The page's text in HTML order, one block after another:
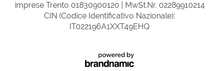
imprese Trento 01830900120 | MwSt.Nr. 02289910214
CIN (Codice Identificativo Nazionale):
IT022196A1XXT49EHQ